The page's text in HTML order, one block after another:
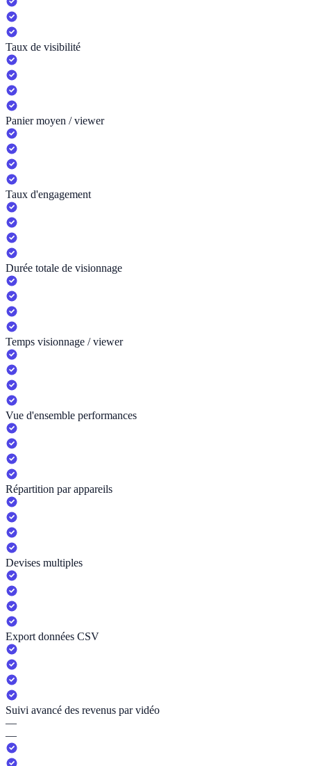
Taux de visibilité
Panier moyen / viewer
Taux d'engagement
Durée totale de visionnage
Temps visionnage / viewer
Vue d'ensemble performances
Répartition par appareils
Devises multiples
Export données CSV
Suivi avancé des revenus par vidéo
—
—